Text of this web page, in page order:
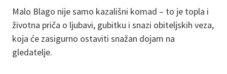
Malo Blago nije samo kazališni komad – to je topla i
životna priča o ljubavi, gubitku i snazi obiteljskih veza,
koja će zasigurno ostaviti snažan dojam na
gledatelje.